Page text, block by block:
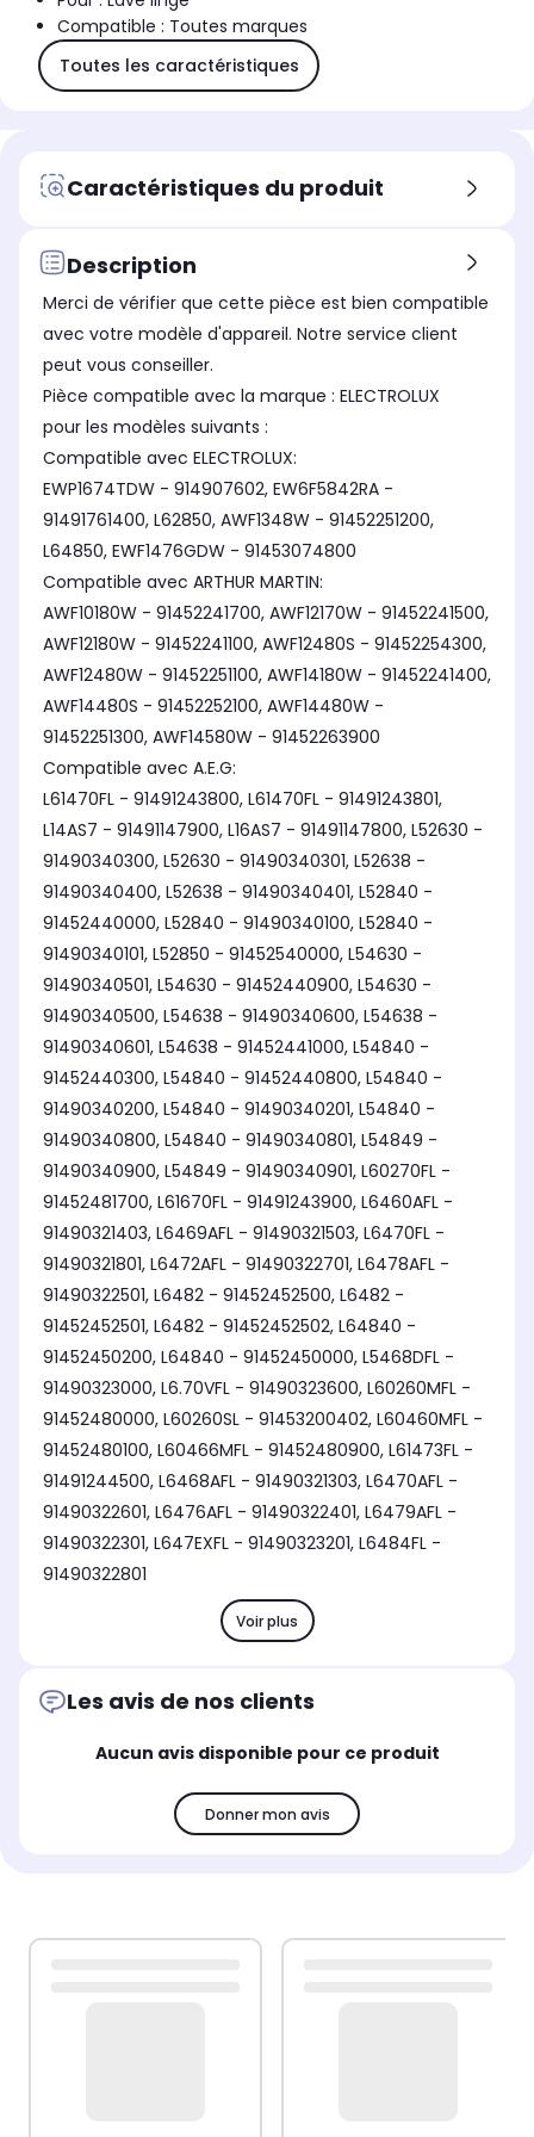
Compatible : Toutes marques
Toutes les caractéristiques
Caractéristiques du produit
Description
Merci de vérifier que cette pièce est bien compatible
avec votre modèle d'appareil. Notre service client
peut vous conseiller.
Pièce compatible avec la marque : ELECTROLUX
pour les modèles suivants :
Compatible avec ELECTROLUX:
EWP1674TDW - 914907602, EW6F5842RA -
91491761400, L62850, AWF1348W - 91452251200,
L64850, EWF1476GDW - 91453074800
Compatible avec ARTHUR MARTIN:
AWF10180W - 91452241700, AWF12170W - 91452241500,
AWF12180W - 91452241100, AWF12480S - 91452254300,
AWF12480W - 91452251100, AWF14180W - 91452241400,
AWF14480S - 91452252100, AWF14480W -
91452251300, AWF14580W - 91452263900
Compatible avec A.E.G:
L61470FL - 91491243800, L61470FL - 91491243801,
L14AS7 - 91491147900, L16AS7 - 91491147800, L52630 -
91490340300, L52630 - 91490340301, L52638 -
91490340400, L52638 - 91490340401, L52840 -
91452440000, L52840 - 91490340100, L52840 -
91490340101, L52850 - 91452540000, L54630 -
91490340501, L54630 - 91452440900, L54630 -
91490340500, L54638 - 91490340600, L54638 -
91490340601, L54638 - 91452441000, L54840 -
91452440300, L54840 - 91452440800, L54840 -
91490340200, L54840 - 91490340201, L54840 -
91490340800, L54840 - 91490340801, L54849 -
91490340900, L54849 - 91490340901, L60270FL -
91452481700, L61670FL - 91491243900, L6460AFL -
91490321403, L6469AFL - 91490321503, L6470FL -
91490321801, L6472AFL - 91490322701, L6478AFL -
91490322501, L6482 - 91452452500, L6482 -
91452452501, L6482 - 91452452502, L64840 -
91452450200, L64840 - 91452450000, L5468DFL -
91490323000, L6.70VFL - 91490323600, L60260MFL -
91452480000, L60260SL - 91453200402, L60460MFL -
91452480100, L60466MFL - 91452480900, L61473FL -
91491244500, L6468AFL - 91490321303, L6470AFL -
91490322601, L6476AFL - 91490322401, L6479AFL -
91490322301, L647EXFL - 91490323201, L6484FL -
91490322801
Voir plus
Les avis de nos clients
Aucun avis disponible pour ce produit
Donner mon avis